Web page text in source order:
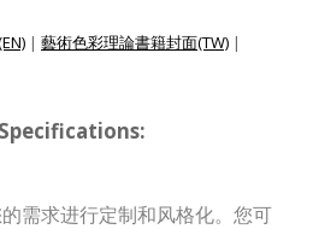
| 藝術色彩理論書籍封面(TW) |
需求进行定制和风格化。您可